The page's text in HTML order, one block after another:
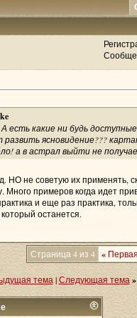
есть какие ни будь
ясновидение???
а в астрал выйти не
НО не советую их применять,
Много примеров когда идет
и еще раз практика,
останется.
Страница 4 из 4 « Первая
тема|Следующая тема»